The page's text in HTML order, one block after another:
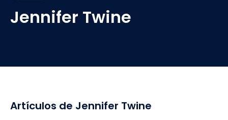
Jennifer Twine
Artículos de Jennifer Twine